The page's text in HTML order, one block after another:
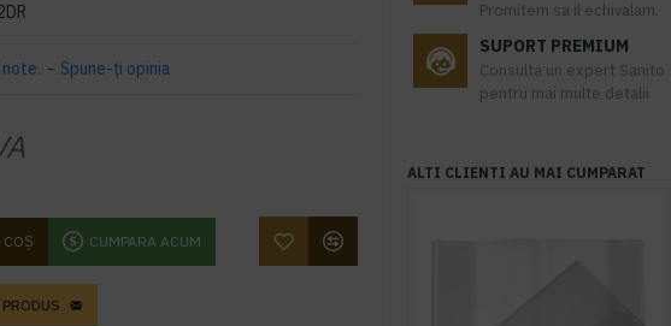
- Spune-ţi opinia
CUMPARA ACUM
Promitem sa il echivalam.
SUPORT PREMIUM
Consulta un expert Sanito
pentru mai multe detalii
ALTI CLIENTI AU MAI CUMPARAT